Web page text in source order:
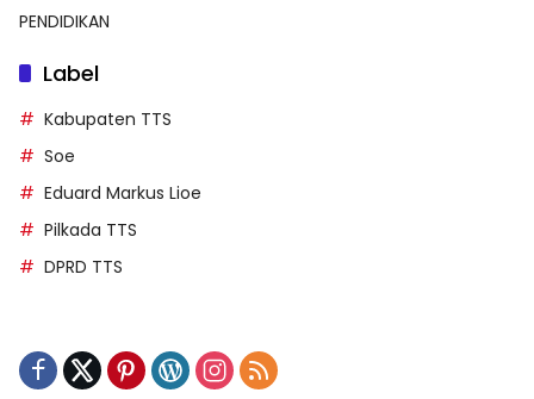
PENDIDIKAN
Label
Kabupaten TTS
Soe
Eduard Markus Lioe
Pilkada TTS
DPRD TTS